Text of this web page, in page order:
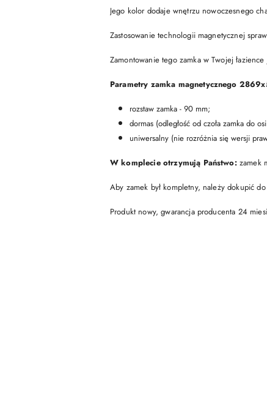
Jego kolor dodaje wnętrzu nowoczesnego
Zastosowanie technologii magnetycznej
Zamontowanie tego zamka w Twojej
Parametry zamka magnetycznego
rozstaw zamka - 90 mm;
dormas (odległość od czoła zamka do
uniwersalny (nie rozróżnia się wersji
W komplecie otrzymują Państwo: zamek
Aby zamek był kompletny, należy dokupić
Produkt nowy, gwarancja producenta 24